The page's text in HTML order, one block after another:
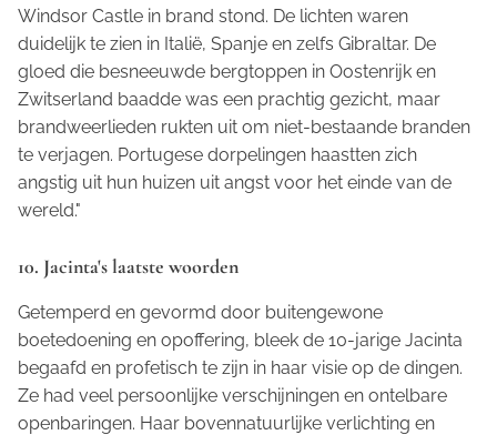
Windsor Castle in brand stond. De lichten waren
duidelijk te zien in Italië, Spanje en zelfs Gibraltar. De
gloed die besneeuwde bergtoppen in Oostenrijk en
Zwitserland baadde was een prachtig gezicht, maar
brandweerlieden rukten uit om niet-bestaande branden
te verjagen. Portugese dorpelingen haastten zich
angstig uit hun huizen uit angst voor het einde van de
wereld."
10. Jacinta's laatste woorden
Getemperd en gevormd door buitengewone
boetedoening en opoffering, bleek de 10-jarige Jacinta
begaafd en profetisch te zijn in haar visie op de dingen.
Ze had veel persoonlijke verschijningen en ontelbare
openbaringen. Haar bovennatuurlijke verlichting en